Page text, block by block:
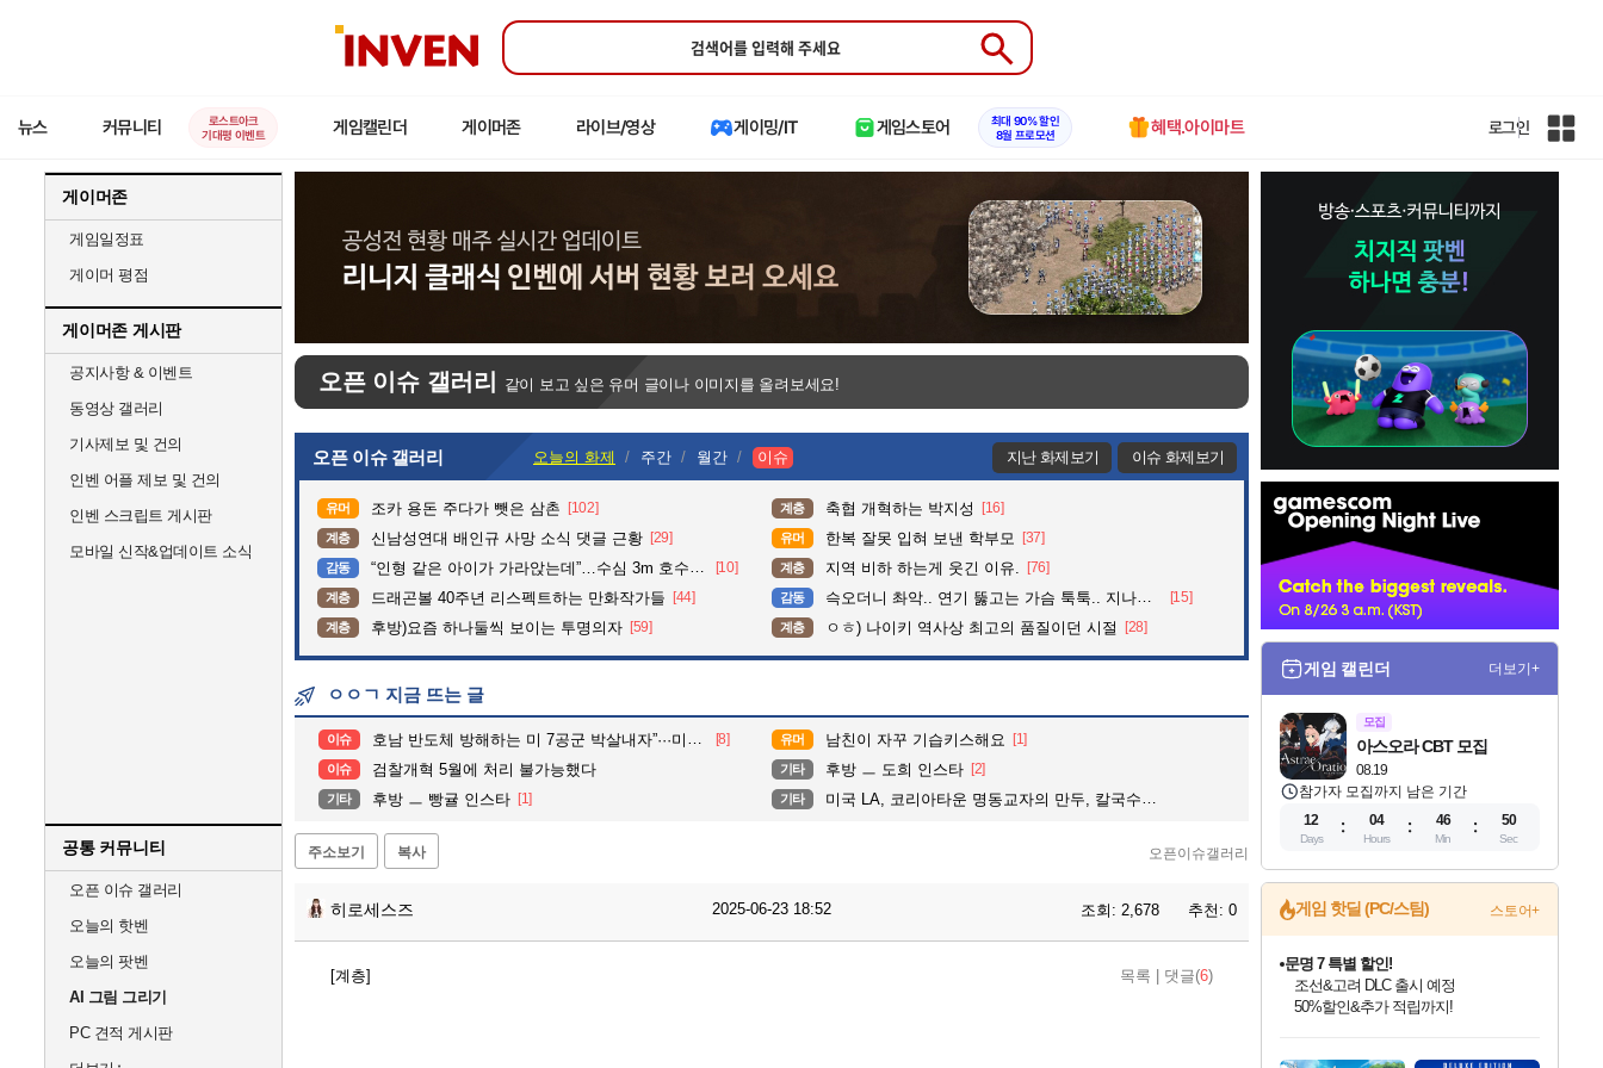
인
Submit
뉴스 커뮤니티
로스트아크
기대평 이벤트
게임캘린더 게이머존 라이브/영상 게이밍/IT 게임스토어
최대 90% 할인
8월 프로모션
혜택.아이마트 로그인
인
게이머존
게임일정표
게이머 평점
게이머존 게시판
공지사항 & 이벤트
동영상 갤러리
기사제보 및 건의
인벤 어플 제보 및 건의
인벤 스크립트 게시판
모바일 신작&업데이트 소식
공통 커뮤니티
오픈 이슈 갤러리
오늘의 핫벤
오늘의 팟벤
AI 그림 그리기
PC 견적 게시판
오픈 이슈 갤러리 같이 보고 싶은 유머 글이나 이미지를 올려보세요!
오픈 이슈 갤러리 오늘의 화제 주간 월간 이슈 지난 화제보기 이슈 화제보기
유머 조카 용돈 주다가 뺏은 삼촌 [102] 계층 축협 개혁하는 박지성 [16]
계층 신남성연대 배인규 사망 소식 댓글 근황 [29] 유머 한복 잘못 입혀 보낸 학부모 [37]
감동 “인형 같은 아이가 가라앉는데”…수심 3m 호수 뛰어든 60대 의인 [10] 계층 지역 비하 하는게 웃긴 이유. [76]
계층 드래곤볼 40주년 리스펙트하는 만화작가들 [44] 감동 슥오더니 촤악.. 연기 뚫고는 가슴 툭툭.. 지나가던 아재의 정체 [15]
계층 후방)요즘 하나둘씩 보이는 투명의자 [59] 계층 ㅇㅎ) 나이키 역사상 최고의 품질이던 시절 [28]
ㅇㅇㄱ 지금 뜨는 글
이슈 호남 반도체 방해하는 미 7공군 박살내자”···미군기지 무단침입 대학생단체 회원 3명 구속, 1명은 기각 [8] 유머 남친이 자꾸 기습키스해요 [1]
이슈 검찰개혁 5월에 처리 불가능했다 기타 후방 ㅡ 도희 인스타 [2]
기타 후방 ㅡ 빵귤 인스타 [1] 기타 미국 LA, 코리아타운 명동교자의 만두, 칼국수, 콩국수
주소보기 복사 오픈이슈갤러리
히로세스즈 2025-06-23 18:52 조회: 2,678 추천: 0
[계층] 목록 댓글(6)
벤
게임 캘린더 더보기+
모집
08.19
아스오라 CBT 모집
참가자 모집까지 남은 기간
12
Days
04
Hours
46
Min
49
Sec
게임 핫딜 (PC/스팀) 스토어+
문명 7 특별 할인!
50%할인&추가 적립까지!
귀무자: 검의 길 예약 판매 중!
10% 할인과